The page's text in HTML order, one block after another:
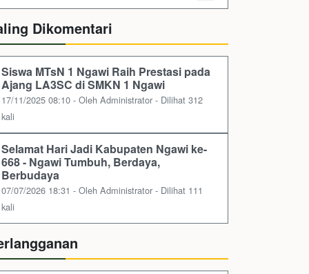
Dikomentari
Siswa MTsN 1 Ngawi Raih Prestasi pada
Ajang LA3SC di SMKN 1 Ngawi
17/11/2025 08:10 - Oleh Administrator - Dilihat 312
kali
Selamat Hari Jadi Kabupaten Ngawi ke-
668 - Ngawi Tumbuh, Berdaya,
Berbudaya
07/07/2026 18:31 - Oleh Administrator - Dilihat 111
kali